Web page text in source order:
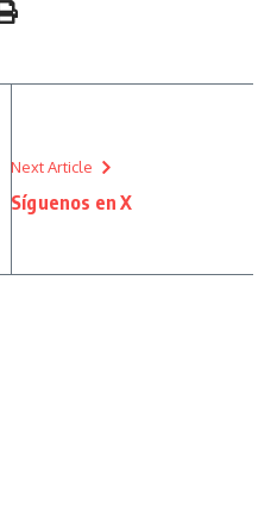
Next Article
Síguenos en X